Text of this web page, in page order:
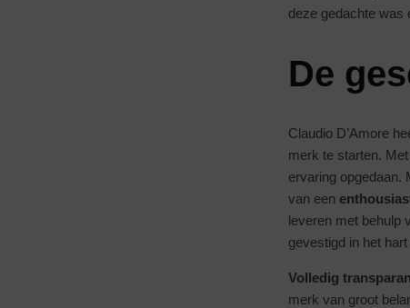
deze gedachte was
De
Claudio D’Amore
merk te starten.
ervaring opgedaan.
van een
leveren met behulp
gevestigd in het
Volledig
merk van groot